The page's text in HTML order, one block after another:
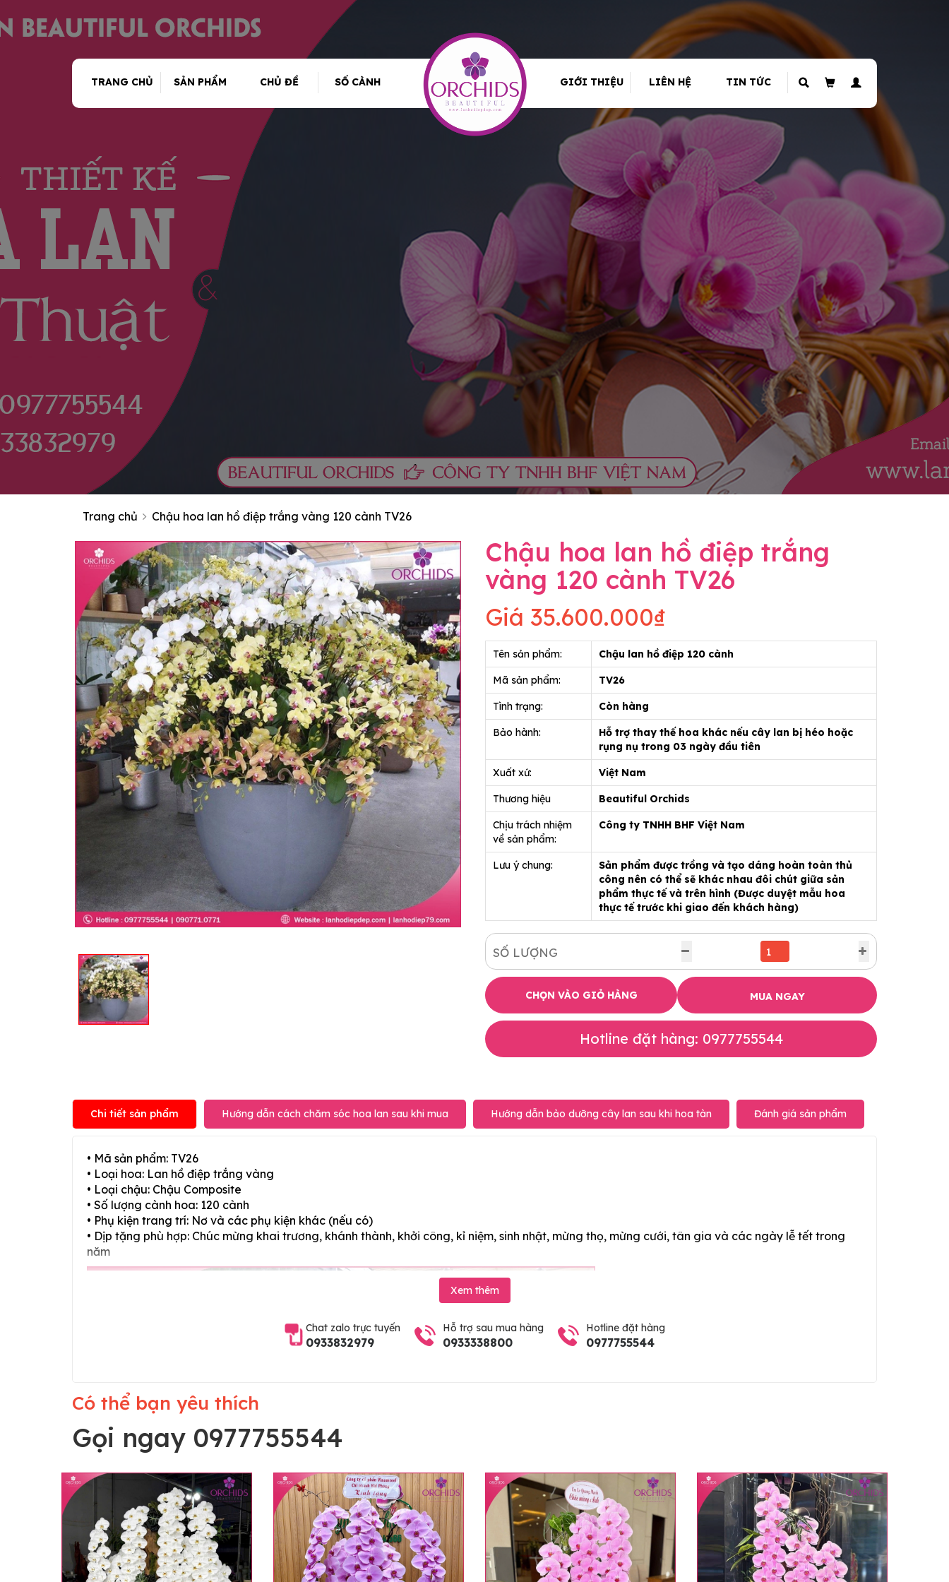
TRANG CHỦ SẢN PHẨM CHỦ ĐỀ SỐ CÀNH GIỚI THIỆU LIÊN HỆ TIN TỨC
Trang chủ Chậu hoa lan hồ điệp trắng vàng 120 cành TV26
Chậu hoa lan hồ điệp trắng
vàng 120 cành TV26
Giá 35.600.000₫
Tên sản phẩm: Chậu lan hồ điệp 120 cành
Mã sản phẩm: TV26
Tình trạng: Còn hàng
Bảo hành:
Hỗ trợ thay thế hoa khác nếu cây lan bị héo hoặc
rụng nụ trong 03 ngày đầu tiên
Xuất xứ: Việt Nam
Thương hiệu Beautiful Orchids
Chịu trách nhiệm
về sản phẩm:
Công ty TNHH BHF Việt Nam
Lưu ý chung:
Sản phẩm được trồng và tạo dáng hoàn toàn thủ
công nên có thể sẽ khác nhau đôi chút giữa sản
phẩm thực tế và trên hình (Được duyệt mẫu hoa
thực tế trước khi giao đến khách hàng)
SỐ LƯỢNG
CHỌN VÀO GIỎ HÀNG MUA NGAY
Hotline đặt hàng: 0977755544
Chi tiết sản phẩm Hướng dẫn cách chăm sóc hoa lan sau khi mua Hướng dẫn bảo dưỡng cây lan sau khi hoa tàn Đánh giá sản phẩm
• Mã sản phẩm: TV26
• Loại hoa: Lan hồ điệp trắng vàng
• Loại chậu: Chậu Composite
• Số lượng cành hoa: 120 cành
• Phụ kiện trang trí: Nơ và các phụ kiện khác (nếu có)
• Dịp tặng phù hợp: Chúc mừng khai trương, khánh thành, khởi công, kỉ niệm, sinh nhật, mừng thọ, mừng cưới, tân gia và các ngày lễ tết trong
năm
Xem thêm
Chat zalo trực tuyến
0933832979
Hỗ trợ sau mua hàng
0933338800
Hotline đặt hàng
0977755544
Có thể bạn yêu thích
Gọi ngay 0977755544